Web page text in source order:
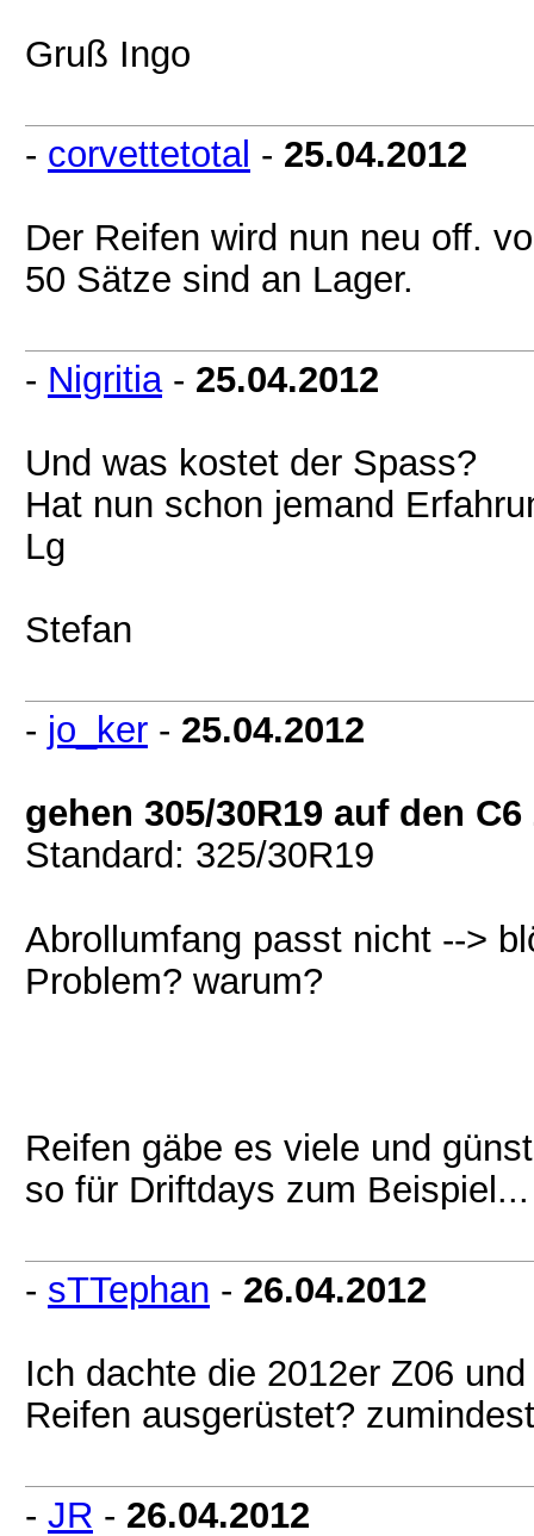
Gruß Ingo
- corvettetotal - 25.04.2012
Der Reifen wird nun neu off.
50 Sätze sind an Lager.
- Nigritia- 25.04.2012
Und was kostet der Spass?
Hat nun schon jemand
Lg
Stefan
- jo_ker - 25.04.2012
gehen 305/30R19 auf den
Standard: 325/30R19
Abrollumfang passt nicht -->
Problem? warum?
Reifen gäbe es viele und
so für Driftdays zum
- sTTephan - 26.04.2012
Ich dachte die 2012er Z06
Reifen ausgerüstet?
- JR - 26.04.2012